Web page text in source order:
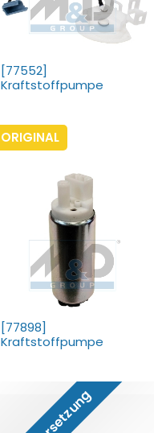
[77552]
Kraftstoffpumpe
ORIGINAL
[77898]
Kraftstoffpumpe